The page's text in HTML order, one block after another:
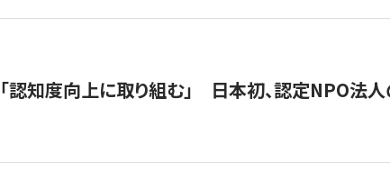
認知度向上に取り組む」 日本初、認定NPO法